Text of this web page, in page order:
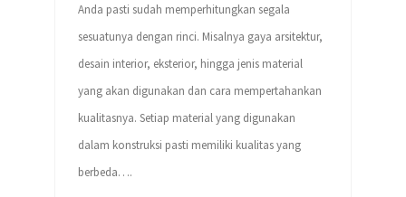
Anda pasti sudah memperhitungkan segala
sesuatunya dengan rinci. Misalnya gaya arsitektur,
desain interior, eksterior, hingga jenis material
yang akan digunakan dan cara mempertahankan
kualitasnya. Setiap material yang digunakan
dalam konstruksi pasti memiliki kualitas yang
berbeda….